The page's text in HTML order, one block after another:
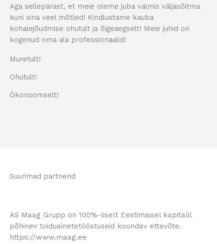
Aga sellepärast, et meie oleme juba valmis väljasõitma
kuni sina veel mõtled! Kindlustame kauba
kohalejõudmise ohutult ja õigeaegselt! Meie juhid on
kogenud oma ala professionaalid!
Muretult!
Ohutult!
Ökonoomselt!
Suurimad partnerid
AS Maag Grupp on 100%-liselt Eestimaisel kapitalil
põhinev toiduainetetööstuseid koondav ettevõte.
https://www.maag.ee